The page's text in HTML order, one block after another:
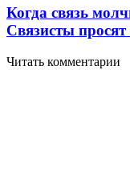
Когда связь
Связисты
Читать комментарии